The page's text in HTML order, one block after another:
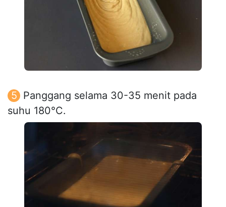
Panggang selama 30-35 menit pada
suhu 180°C.